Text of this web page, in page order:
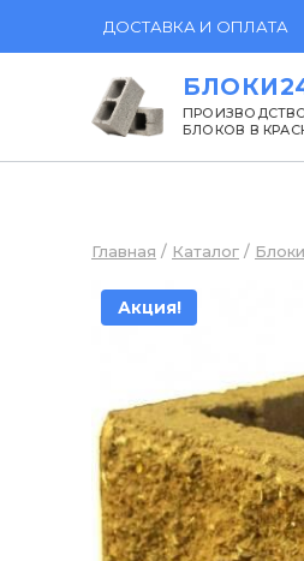
к
содержанию
ДОСТАВКА И ОПЛАТА
БЛОКОВ В
Главная / Каталог / Блоки
Акция!